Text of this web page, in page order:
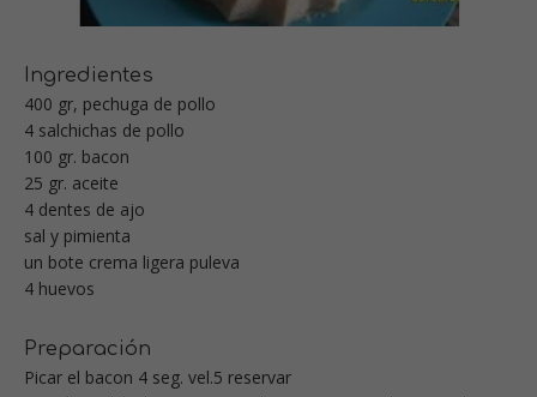
Ingredientes
400 gr, pechuga de pollo
4 salchichas de pollo
100 gr. bacon
25 gr. aceite
4 dentes de ajo
sal y pimienta
un bote crema ligera puleva
4 huevos
Preparación
Picar el bacon 4 seg. vel.5 reservar